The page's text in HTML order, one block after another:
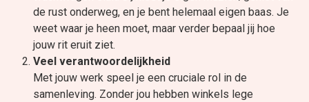
de rust onderweg, en je bent helemaal eigen baas. Je
weet waar je heen moet, maar verder bepaal jij hoe
jouw rit eruit ziet.
Veel verantwoordelijkheid
Met jouw werk speel je een cruciale rol in de
samenleving. Zonder jou hebben winkels lege